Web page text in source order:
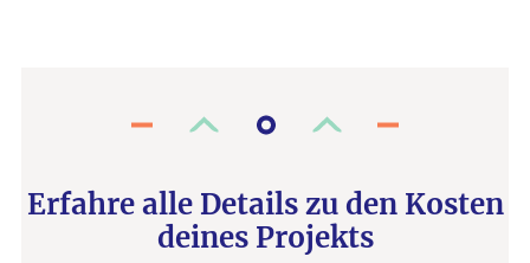
Erfahre alle Details zu den Kosten
deines Projekts